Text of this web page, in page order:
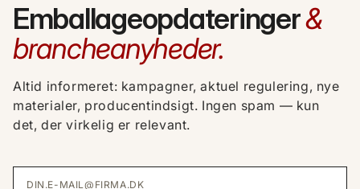
Emballageopdateringer&
brancheanyheder.
Altid informeret: kampagner, aktuel regulering, nye
materialer, producentindsigt. Ingen spam — kun
det, der virkelig er relevant.